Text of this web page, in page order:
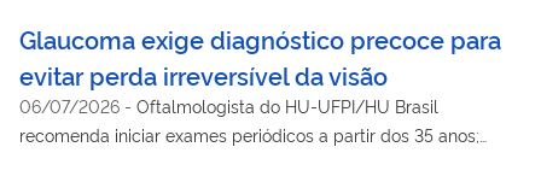
Glaucoma exige diagnóstico precoce para
evitar perda irreversível da visão
06/07/2026 - Oftalmologista do HU-UFPI/HU Brasil
recomenda iniciar exames periódicos a partir dos 35 anos;